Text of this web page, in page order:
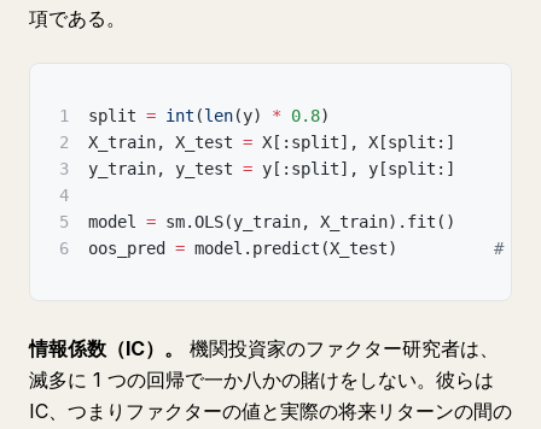
項である。
1 split = int (len(y) * 0.8)
2
X_train, X_test = X [ : split] , X [split : ]
3
y_train, y_test = y [ : split] , y [split : ]
4
5
model = sm.OLS(y_train, X_train) . fit ( )
6
oos_pred = model . predict (X_test) # 未
情報係数（IC）。
機関投資家のファクター研究者は、
滅多に 1 つの回帰で一か八かの賭けをしない。彼らは
IC、つまりファクターの値と実際の将来リターンの間の